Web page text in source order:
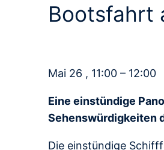
Bootsfahrt
Mai 26 , 11:00 – 12:00
Eine einstündige
Sehenswürdigkeiten
Die einstündige